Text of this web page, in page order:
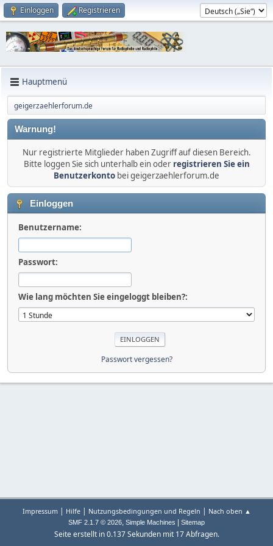
Einloggen Registrieren
Hauptmenü
geigerzaehlerforum.de
Warnung!
Nur registrierte Mitglieder haben Zugriff auf diesen Bereich.
Bitte loggen Sie sich unterhalb ein oder registrieren Sie ein
Benutzerkonto bei geigerzaehlerforum.de
Einloggen
Benutzername:
Passwort:
Wie lang möchten Sie eingeloggt bleiben?:
Passwort vergessen?
Impressum| Hilfe| Nutzungsbedingungen und Regeln | Nach oben ▲
SMF 2.1.7 © 2026, Simple Machines Sitemap
Seite erstellt in 0.137 Sekunden mit 17 Abfragen.